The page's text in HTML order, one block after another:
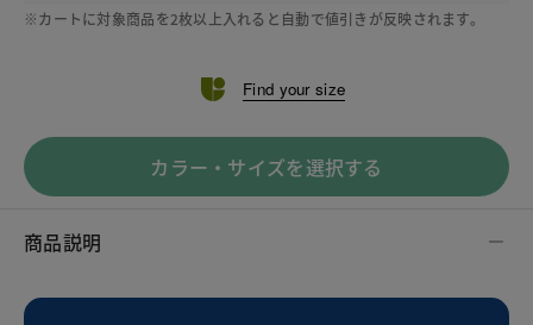
※カートに対象商品を2枚以上入れると自動で値引きが反映されます。
Find your size
カラー・サイズを選択する
商品説明